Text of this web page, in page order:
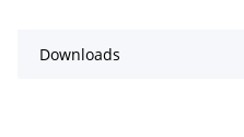
Downloads